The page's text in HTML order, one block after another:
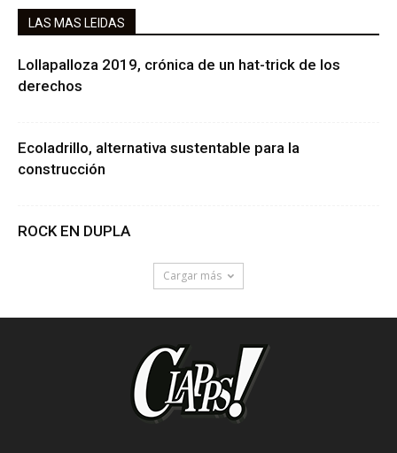
LAS MAS LEIDAS
Lollapalloza 2019, crónica de un hat-trick de los
derechos
Ecoladrillo, alternativa sustentable para la
construcción
ROCK EN DUPLA
Cargar más